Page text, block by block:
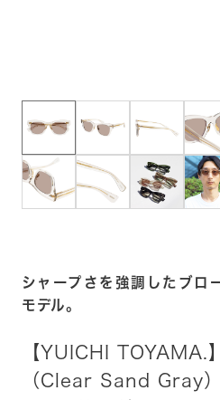
シャープさを強調したブロ
モデル。
【YUICHI
（Clear Sand Gray